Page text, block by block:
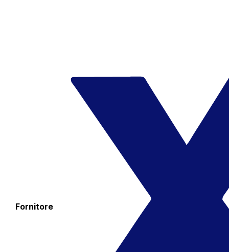
Fornitore